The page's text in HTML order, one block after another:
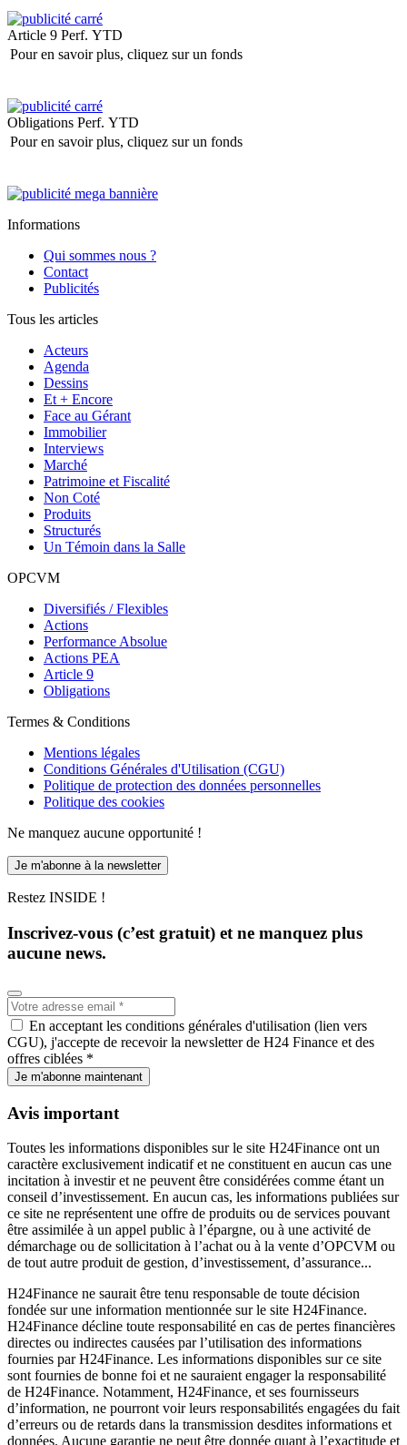
Article 9 Perf. YTD
Pour en savoir plus, cliquez sur un fonds
Obligations Perf. YTD
Pour en savoir plus, cliquez sur un fonds
Informations
Qui sommes nous ?
Contact
Publicités
Tous les articles
Acteurs
Agenda
Dessins
Et + Encore
Face au Gérant
Immobilier
Interviews
Marché
Patrimoine et Fiscalité
Non Coté
Produits
Structurés
Un Témoin dans la Salle
OPCVM
Diversifiés / Flexibles
Actions
Performance Absolue
Actions PEA
Article 9
Obligations
Termes & Conditions
Mentions légales
Conditions Générales d'Utilisation (CGU)
Politique de protection des données personnelles
Politique des cookies
Ne manquez aucune opportunité !
Je m'abonne à la newsletter
Restez INSIDE !
Inscrivez-vous (c’est gratuit) et ne manquez plus
aucune news.
En acceptant les conditions générales d'utilisation (lien vers
CGU), j'accepte de recevoir la newsletter de H24 Finance et des
offres ciblées *
Je m'abonne maintenant
Avis important
Toutes les informations disponibles sur le site H24Finance ont un
caractère exclusivement indicatif et ne constituent en aucun cas une
incitation à investir et ne peuvent être considérées comme étant un
conseil d’investissement. En aucun cas, les informations publiées sur
ce site ne représentent une offre de produits ou de services pouvant
être assimilée à un appel public à l’épargne, ou à une activité de
démarchage ou de sollicitation à l’achat ou à la vente d’OPCVM ou
de tout autre produit de gestion, d’investissement, d’assurance...
H24Finance ne saurait être tenu responsable de toute décision
fondée sur une information mentionnée sur le site H24Finance.
H24Finance décline toute responsabilité en cas de pertes financières
directes ou indirectes causées par l’utilisation des informations
fournies par H24Finance. Les informations disponibles sur ce site
sont fournies de bonne foi et ne sauraient engager la responsabilité
de H24Finance. Notamment, H24Finance, et ses fournisseurs
d’information, ne pourront voir leurs responsabilités engagées du fait
d’erreurs ou de retards dans la transmission desdites informations et
données. Aucune garantie ne peut être donnée quant à l’exactitude et